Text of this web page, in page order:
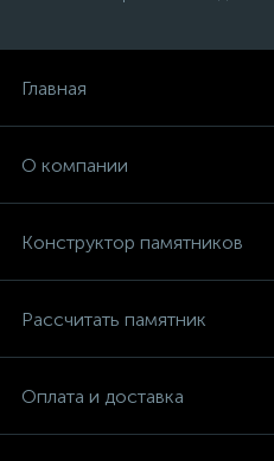
Главная
О компании
Конструктор памятников
Рассчитать памятник
Оплата и доставка